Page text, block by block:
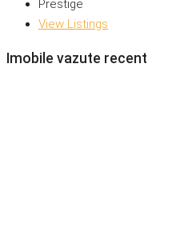
Prestige
View Listings
Imobile vazute recent